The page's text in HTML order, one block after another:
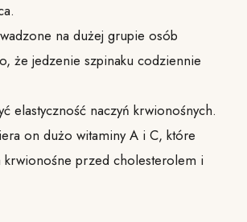
na dużej grupie osób
że jedzenie szpinaku codziennie
elastyczność naczyń krwionośnych.
on dużo witaminy A i C, które
krwionośne przed cholesterolem i